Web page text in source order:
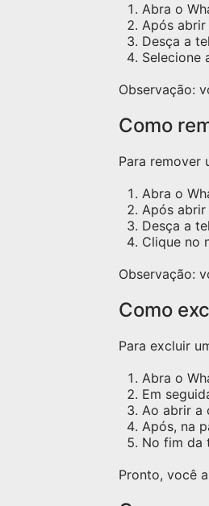
Abra o
Após
Desça a
Selecione
Observação:
Como
Para remover
Abra o
Após
Desça a
Clique no
Observação:
Como
Para excluir
Abra o
Em
Ao abrir a
Após, na
No fim da
Pronto, você